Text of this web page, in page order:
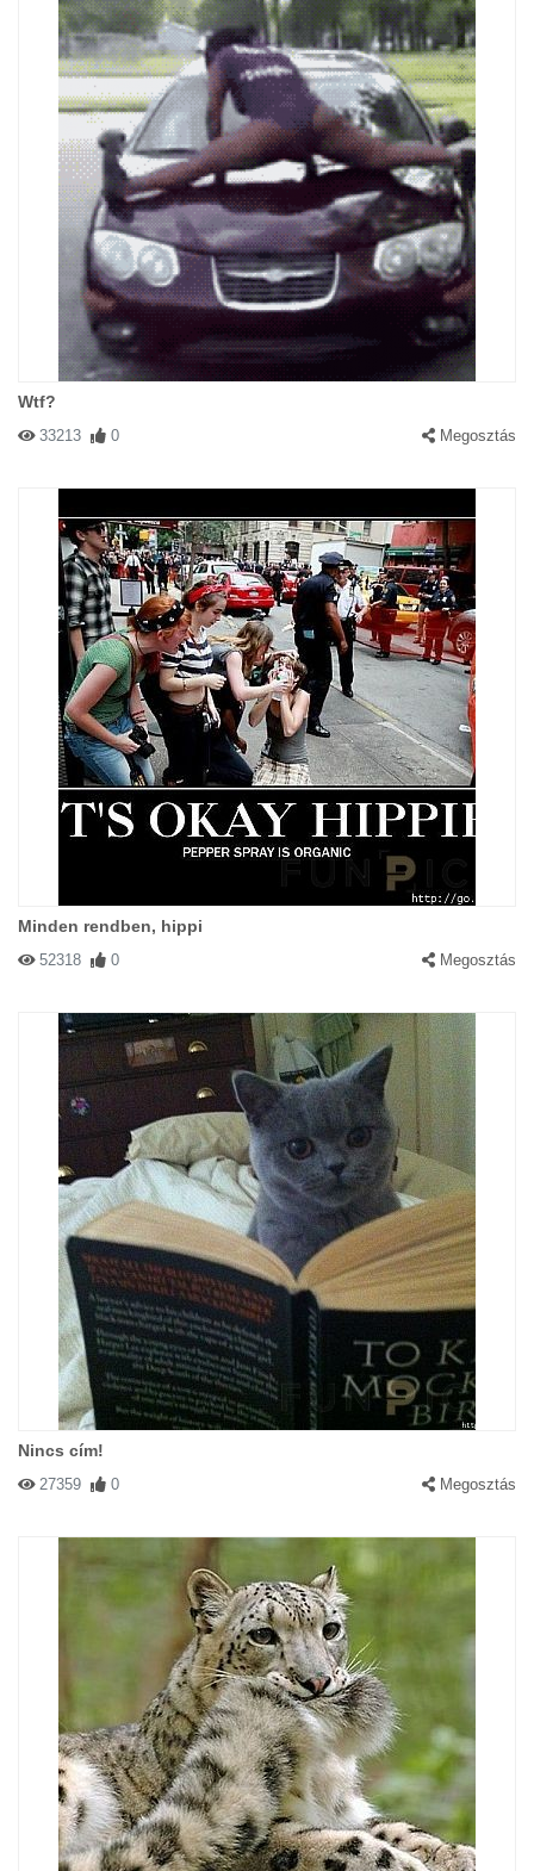
Wtf?
33213 0 Megosztás
Minden rendben, hippi
52318 0 Megosztás
Nincs cím!
27359 0 Megosztás